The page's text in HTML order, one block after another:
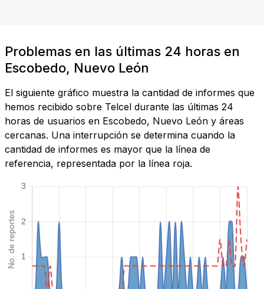
Problemas en las últimas 24 horas en
Escobedo, Nuevo León
El siguiente gráfico muestra la cantidad de informes que
hemos recibido sobre Telcel durante las últimas 24
horas de usuarios en Escobedo, Nuevo León y áreas
cercanas. Una interrupción se determina cuando la
cantidad de informes es mayor que la línea de
referencia, representada por la línea roja.